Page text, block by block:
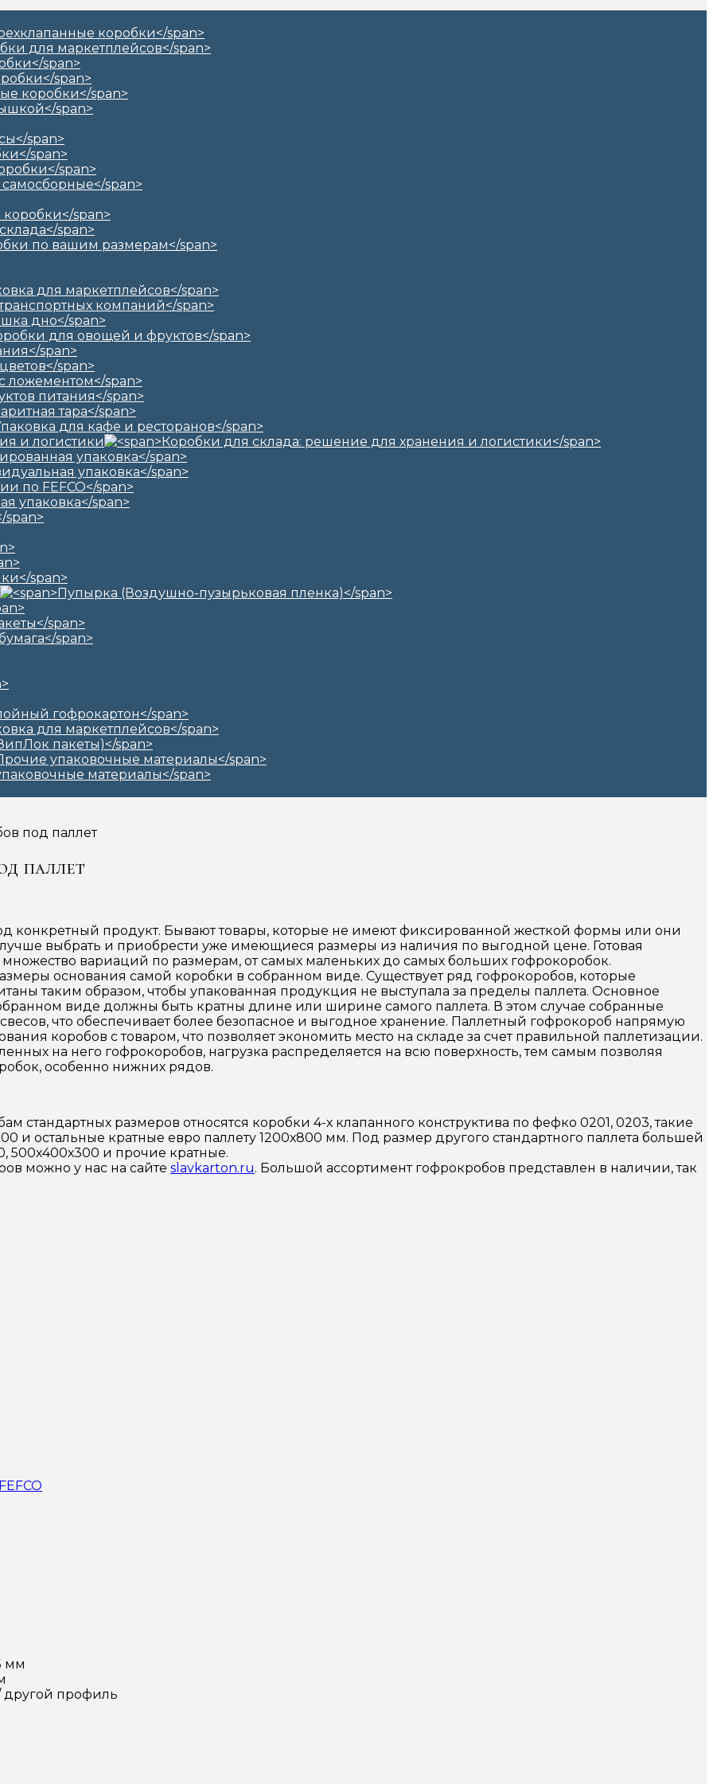
и логистики
под паллет
паллет
конкретный продукт. Бывают товары, которые не имеют фиксированной жесткой формы или они
выбрать и приобрести уже имеющиеся размеры из наличия по выгодной цене. Готовая
вариаций по размерам, от самых маленьких до самых больших гофрокоробок.
основания самой коробки в собранном виде. Существует ряд гофрокоробов, которые
таким образом, чтобы упакованная продукция не выступала за пределы паллета. Основное
виде должны быть кратны длине или ширине самого паллета. В этом случае собранные
что обеспечивает более безопасное и выгодное хранение. Паллетный гофрокороб напрямую
коробов с товаром, что позволяет экономить место на складе за счет правильной паллетизации.
на него гофрокоробов, нагрузка распределяется на всю поверхность, тем самым позволяя
особенно нижних рядов.
размеров относятся коробки 4-х клапанного конструктива по фефко 0201, 0203, такие
и остальные кратные евро паллету 1200х800 мм. Под размер другого стандартного паллета большей
500х400х300 и прочие кратные.
можно у нас на сайте slavkarton.ru. Большой ассортимент гофрокробов представлен в наличии, так
мм
профиль